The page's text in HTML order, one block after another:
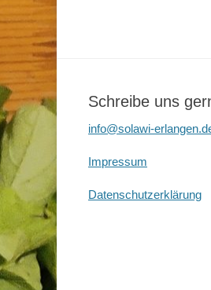
Schreibe uns
info@solawi-
Impressum
Datenschutzerklärung